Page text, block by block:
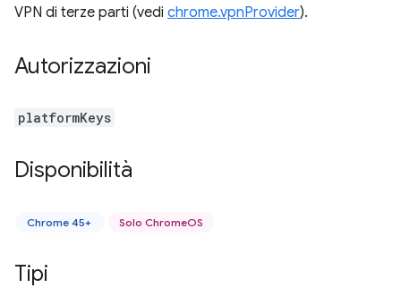
VPN di terze parti (vedi chrome.vpnProvider).
Autorizzazioni
platformKeys
Disponibilità
Chrome 45+ Solo ChromeOS
Tipi